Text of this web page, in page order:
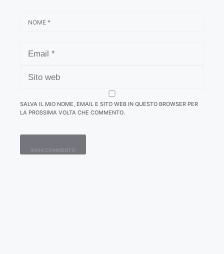
WEB
SALVA IL MIO NOME, EMAIL E SITO WEB IN QUESTO BROWSER PER
LA PROSSIMA VOLTA CHE COMMENTO.